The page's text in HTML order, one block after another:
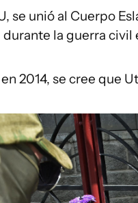
se unió al Cuerpo
durante la guerra civil
2014, se cree que